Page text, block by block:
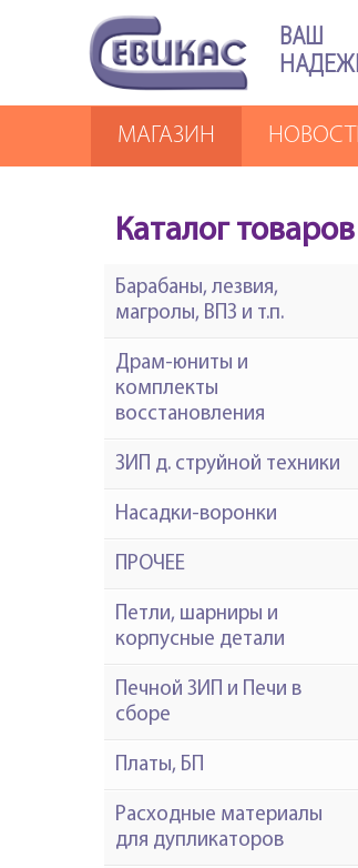
ВАШ
МАГАЗИН
Каталог товаров
Барабаны, лезвия,
магролы, ВПЗ и т.п.
Драм-юниты и
комплекты
восстановления
ЗИП д. струйной техники
Насадки-воронки
ПРОЧЕЕ
Петли, шарниры и
корпусные детали
Печной ЗИП и Печи в
сборе
Платы, БП
Расходные материалы
для дупликаторов